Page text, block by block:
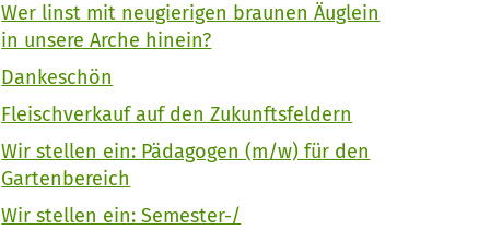
Wer linst mit neugierigen braunen Äuglein
in unsere Arche hinein?
Dankeschön
Fleischverkauf auf den Zukunftsfeldern
Wir stellen ein: Pädagogen (m/w) für den
Gartenbereich
Wir stellen ein: Semester-/